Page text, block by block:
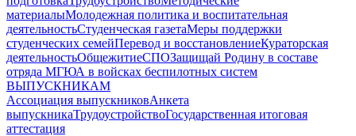
материалыМолодежная политика и воспитательная
деятельностьСтуденческая газетаМеры поддержки
студенческих семейПеревод и восстановлениеКураторская
деятельностьОбщежитиеСПОЗащищай Родину в составе
отряда МГЮА в войсках беспилотных систем
ВЫПУСКНИКАМ
Ассоциация выпускниковАнкета
выпускникаТрудоустройствоГосударственная итоговая
аттестация